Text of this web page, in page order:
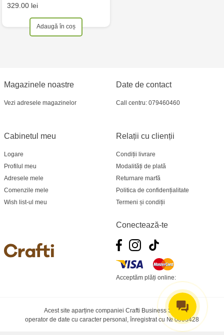
329.00 lei
Adaugă în coș
Magazinele noastre
Vezi adresele magazinelor
Relații cu clienții
Condiții livrare
Modalități de plată
Returnare marfă
Politica de confidențialitate
Termeni și condiții
Cabinetul meu
Logare
Profilul meu
Adresele mele
Comenzile mele
Wish list-ul meu
Date de contact
Call centru: 079460460
Conectează-te
Acceptăm plăți online:
Acest site aparține companiei Crafti Business SRL
operator de date cu caracter personal, înregistrat cu № 0003428